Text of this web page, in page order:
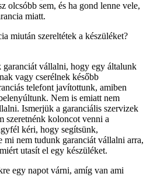
olcsóbb sem, és ha gond lenne vele,
miatt.
miután szereltétek a készüléket?
vállalni, hogy egy általunk
vagy cserélnek később
telefont javítottunk, amiben
Nem is emiatt nem
Ismerjük a garanciális szervizek
szeretnénk koloncot venni a
kéri, hogy segítsünk,
mi nem tudunk garanciát vállalni arra,
utasít el egy készüléket.
egy napot várni, amíg van ami